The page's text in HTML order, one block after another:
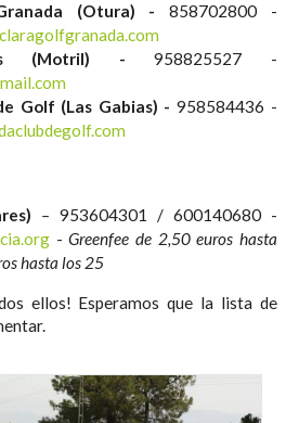
(Otura) - 858702800 -
(Motril) - 958825527 -
Golf (Las Gabias) - 958584436 -
– 953604301 / 600140680 -
- Greenfee de 2,50 euros hasta
hasta los 25
ellos! Esperamos que la lista de